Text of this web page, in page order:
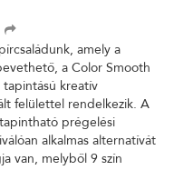
amely a
a Color Smooth
kreatív
felülettel rendelkezik. A
prégelési
alkalmas alternatívát
van, melyből 9 szín